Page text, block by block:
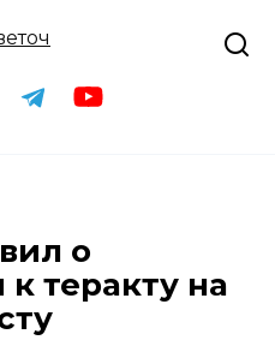
о
теракту на